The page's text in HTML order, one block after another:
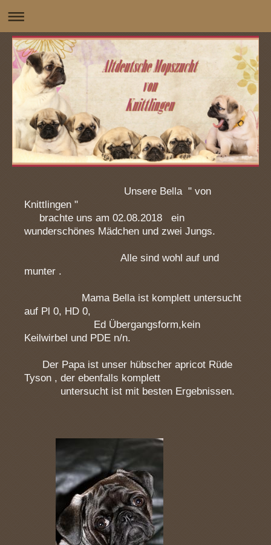
Unsere Bella " von
Knittlingen "
brachte uns am 02.08.2018 ein
wunderschönes Mädchen und zwei Jungs.
Alle sind wohl auf und
munter .
Mama Bella ist komplett untersucht
auf Pl 0, HD 0,
Ed Übergangsform,kein
Keilwirbel und PDE n/n.
Der Papa ist unser hübscher apricot Rüde
Tyson , der ebenfalls komplett
untersucht ist mit besten Ergebnissen.